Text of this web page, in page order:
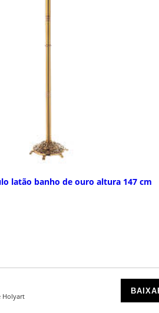
Holyart
latão banho de ouro altura 147 cm